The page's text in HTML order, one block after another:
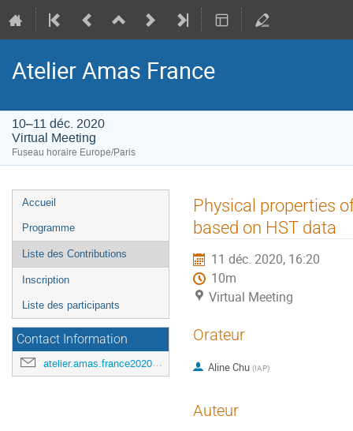
Atelier Amas France
10–11 déc. 2020
Virtual Meeting
Fuseau horaire Europe/Paris
Menu
de
l'événement
Accueil
Programme
Liste des Contributions
Inscription
Liste des participants
Contact Information
atelier.amas.france2020@obspm.fr
Physical properties
based on HST data
11 déc. 2020, 16:20
10m
Virtual Meeting
Orateur
Aline Chu (IAP)
Auteur